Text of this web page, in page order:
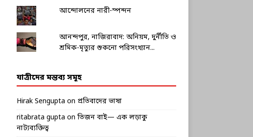
আন্দোলনের নারী-স্পন্দন
আনন্দপুর, নাজিরাবাদ: অনিয়ম, দুর্নীতি ও
শ্রমিক-মৃত্যুর শুকনো পরিসংখ্যান...
যাত্রীদের মন্তব্য সমূহ
Hirak Sengupta on প্রতিবাদের ভাষা
ritabrata gupta on তিজন বাই— এক লড়াকু
নাট্যব্যক্তিত্ব